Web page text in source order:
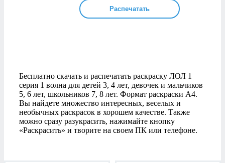
Распечатать
Бесплатно скачать и распечатать раскраску ЛОЛ 1
серия 1 волна для детей 3, 4 лет, девочек и мальчиков
5, 6 лет, школьников 7, 8 лет. Формат раскраски А4.
Вы найдете множество интересных, веселых и
необычных раскрасок в хорошем качестве. Также
можно сразу разукрасить, нажимайте кнопку
«Раскрасить» и творите на своем ПК или телефоне.